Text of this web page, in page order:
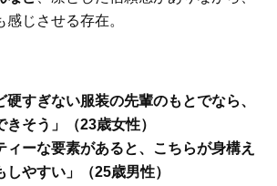
じさせる存在。
硬すぎない服装の先輩のもとでなら、
そう」（23歳女性）
ィーな要素があると、こちらが身構え
やすい」（25歳男性）